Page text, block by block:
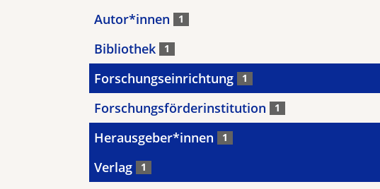
Autor*innen 1
Bibliothek 1
Forschungseinrichtung 1
Forschungsförderinstitution 1
Herausgeber*innen 1
Verlag 1